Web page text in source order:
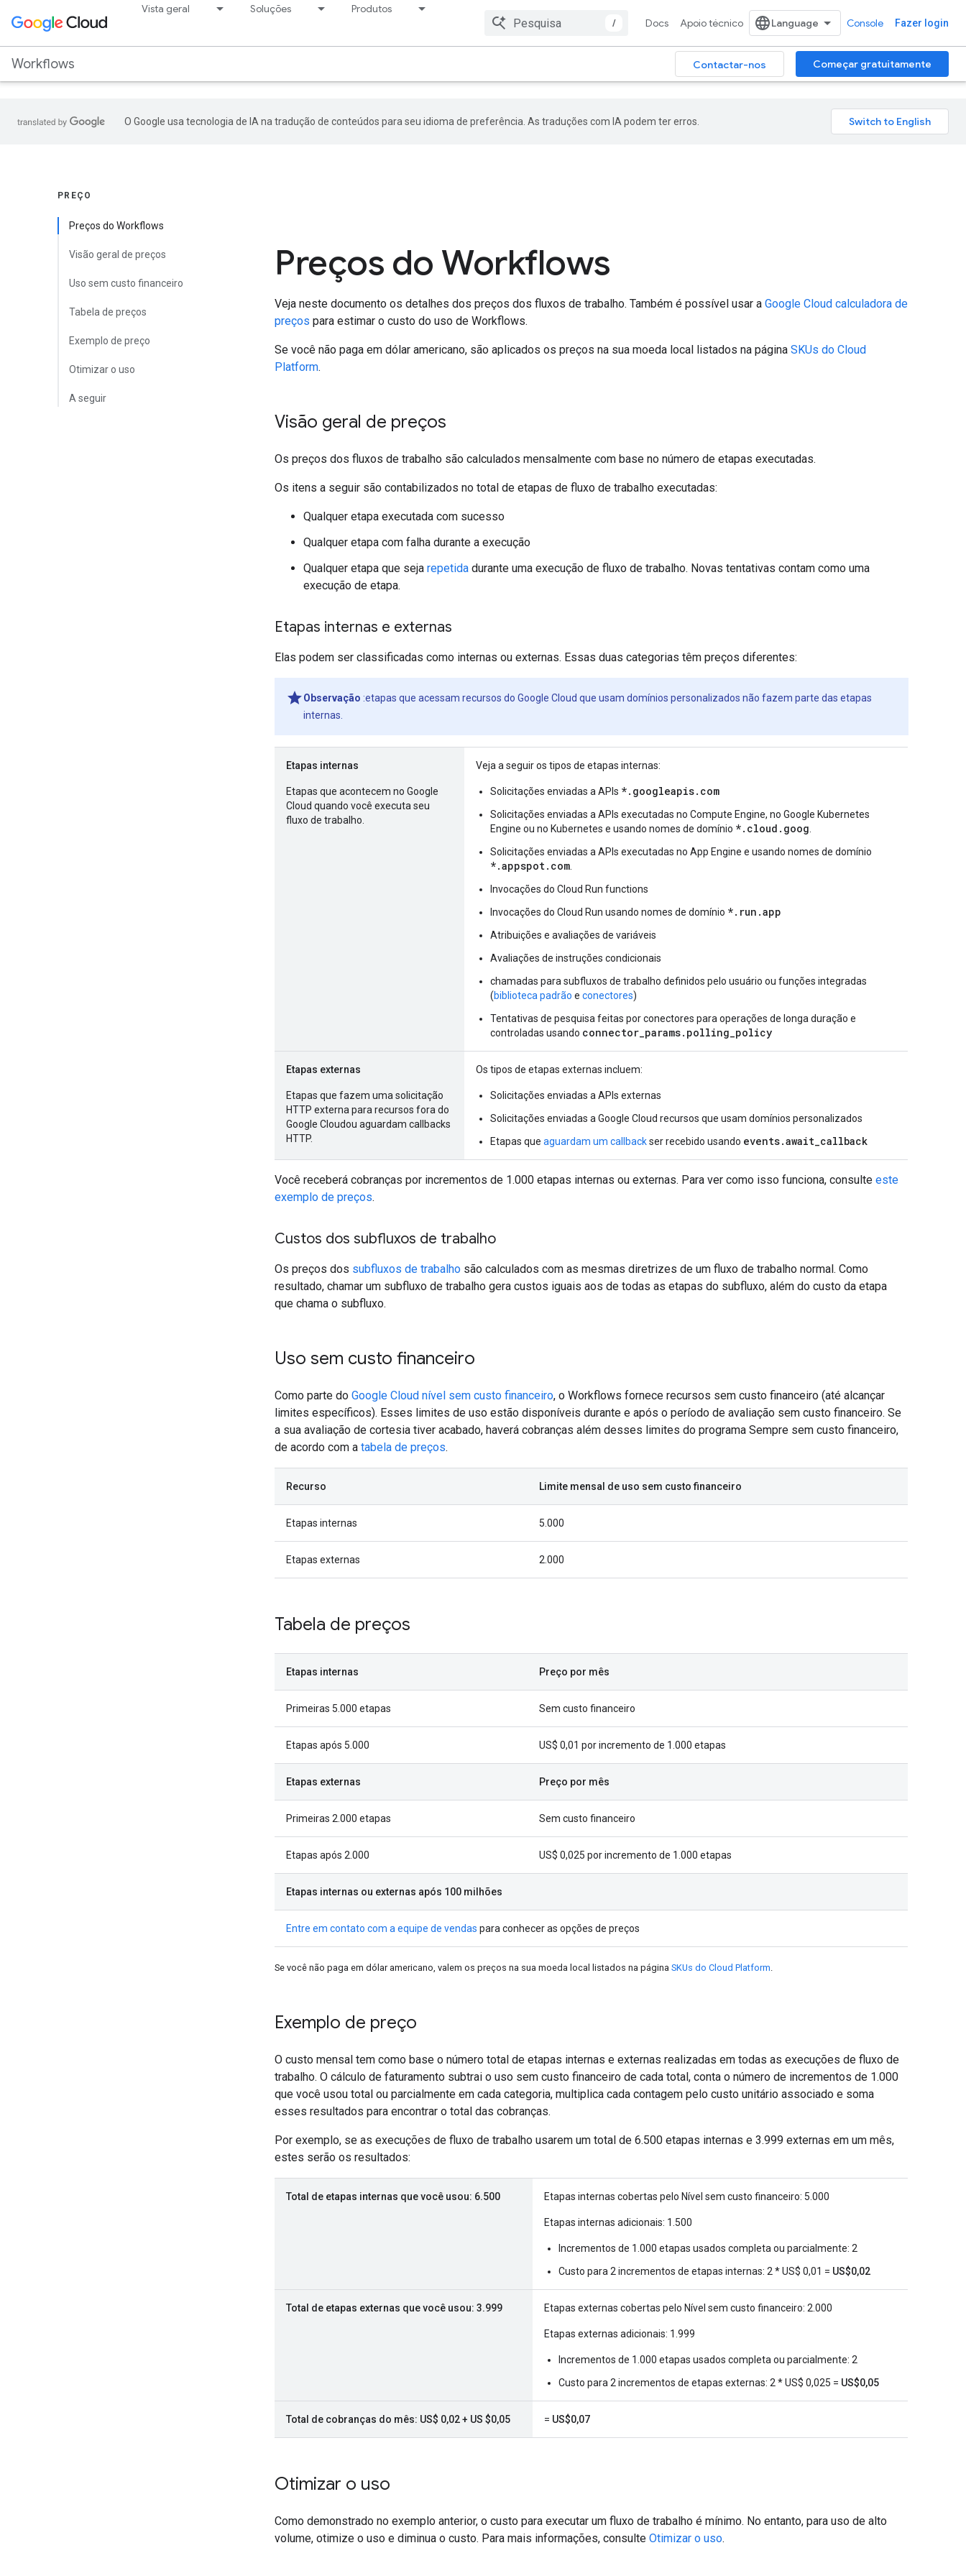
Vista geral Soluções Produtos
/
Docs Apoio técnico Console Fazer login
Workflows Contactar-nos Começar gratuitamente
O Google usa tecnologia de IA na tradução de conteúdos para seu idioma de preferência. As traduções com IA podem ter erros.
PREÇO
Preços do Workflows
Visão geral de preços
Uso sem custo financeiro
Tabela de preços
Exemplo de preço
Otimizar o uso
A seguir
Preços do Workflows
Veja neste documento os detalhes dos preços dos fluxos de trabalho. Também é possível usar aGoogle Cloud calculadora de
preços para estimar o custo do uso de Workflows.
Se você não paga em dólar americano, são aplicados os preços na sua moeda local listados na páginaSKUs do Cloud
Platform.
Visão geral de preços
Os preços dos fluxos de trabalho são calculados mensalmente com base no número de etapas executadas.
Os itens a seguir são contabilizados no total de etapas de fluxo de trabalho executadas:
Qualquer etapa executada com sucesso
Qualquer etapa com falha durante a execução
Qualquer etapa que sejarepetida durante uma execução de fluxo de trabalho. Novas tentativas contam como uma
execução de etapa.
Etapas internas e externas
Elas podem ser classificadas como internas ou externas. Essas duas categorias têm preços diferentes:
Observação :etapas que acessam recursos do Google Cloud que usam domínios personalizados não fazem parte das etapas
internas.
Etapas internas
Etapas que acontecem no Google
Cloud quando você executa seu
fluxo de trabalho.
Veja a seguir os tipos de etapas internas:
Solicitações enviadas a APIs *.googleapis.com
Solicitações enviadas a APIs executadas no Compute Engine, no Google Kubernetes
Engine ou no Kubernetes e usando nomes de domínio *.cloud.goog
Solicitações enviadas a APIs executadas no App Engine e usando nomes de domínio
*.appspot.com
Invocações do Cloud Run functions
Invocações do Cloud Run usando nomes de domínio *.run.app
Atribuições e avaliações de variáveis
Avaliações de instruções condicionais
chamadas para subfluxos de trabalho definidos pelo usuário ou funções integradas
(biblioteca padrão econectores)
Tentativas de pesquisa feitas por conectores para operações de longa duração e
controladas usando connector_params.polling_policy
Etapas externas
Etapas que fazem uma solicitação
HTTP externa para recursos fora do
Google Cloudou aguardam callbacks
HTTP.
Os tipos de etapas externas incluem:
Solicitações enviadas a APIs externas
Solicitações enviadas a Google Cloud recursos que usam domínios personalizados
Etapas queaguardam um callbackser recebido usando events.await_callback
Você receberá cobranças por incrementos de 1.000 etapas internas ou externas. Para ver como isso funciona, consulteeste
exemplo de preços.
Custos dos subfluxos de trabalho
Os preços dos subfluxos de trabalho são calculados com as mesmas diretrizes de um fluxo de trabalho normal. Como
resultado, chamar um subfluxo de trabalho gera custos iguais aos de todas as etapas do subfluxo, além do custo da etapa
que chama o subfluxo.
Uso sem custo financeiro
Como parte doGoogle Cloud nível sem custo financeiro, o Workflows fornece recursos sem custo financeiro (até alcançar
limites específicos). Esses limites de uso estão disponíveis durante e após o período de avaliação sem custo financeiro. Se
a sua avaliação de cortesia tiver acabado, haverá cobranças além desses limites do programa Sempre sem custo financeiro,
de acordo com atabela de preços.
Recurso Limite mensal de uso sem custo financeiro
Etapas internas 5.000
Etapas externas 2.000
Tabela de preços
Etapas internas Preço por mês
Primeiras 5.000 etapas Sem custo financeiro
Etapas após 5.000 US$ 0,01 por incremento de 1.000 etapas
Etapas externas Preço por mês
Primeiras 2.000 etapas Sem custo financeiro
Etapas após 2.000 US$ 0,025 por incremento de 1.000 etapas
Etapas internas ou externas após 100 milhões
Entre em contato com a equipe de vendas para conhecer as opções de preços
Se você não paga em dólar americano, valem os preços na sua moeda local listados na páginaSKUs do Cloud Platform.
Exemplo de preço
O custo mensal tem como base o número total de etapas internas e externas realizadas em todas as execuções de fluxo de
trabalho. O cálculo de faturamento subtrai o uso sem custo financeiro de cada total, conta o número de incrementos de 1.000
que você usou total ou parcialmente em cada categoria, multiplica cada contagem pelo custo unitário associado e soma
esses resultados para encontrar o total das cobranças.
Por exemplo, se as execuções de fluxo de trabalho usarem um total de 6.500 etapas internas e 3.999 externas em um mês,
estes serão os resultados:
Total de etapas internas que você usou: 6.500 Etapas internas cobertas pelo Nível sem custo financeiro: 5.000
Etapas internas adicionais: 1.500
Incrementos de 1.000 etapas usados completa ou parcialmente: 2
Custo para 2 incrementos de etapas internas: 2 * US$ 0,01 = US$0,02
Total de etapas externas que você usou: 3.999 Etapas externas cobertas pelo Nível sem custo financeiro: 2.000
Etapas externas adicionais: 1.999
Incrementos de 1.000 etapas usados completa ou parcialmente: 2
Custo para 2 incrementos de etapas externas: 2 * US$ 0,025 = US$0,05
Total de cobranças do mês: US$ 0,02 + US $0,05 = US$0,07
Otimizar o uso
Como demonstrado no exemplo anterior, o custo para executar um fluxo de trabalho é mínimo. No entanto, para uso de alto
volume, otimize o uso e diminua o custo. Para mais informações, consulteOtimizar o uso.